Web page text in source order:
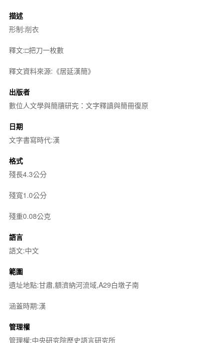
描述
形制:削衣
釋文:□把刀一枚數
釋文資料來源:《居延漢簡》
出版者
數位人文學與簡牘研究：文字釋讀與簡冊復原
日期
文字書寫時代:漢
格式
殘長4.3公分
殘寬1.0公分
殘重0.08公克
語言
語文:中文
範圍
遺址地點:甘肅,額濟納河流域,A29白墩子南
涵蓋時期:漢
管理權
管理權:中央研究院歷史語言研究所